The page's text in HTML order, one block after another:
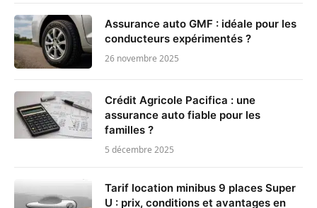
Assurance auto GMF : idéale pour les
conducteurs expérimentés ?
26 novembre 2025
Crédit Agricole Pacifica : une
assurance auto fiable pour les
familles ?
5 décembre 2025
Tarif location minibus 9 places Super
U : prix, conditions et avantages en